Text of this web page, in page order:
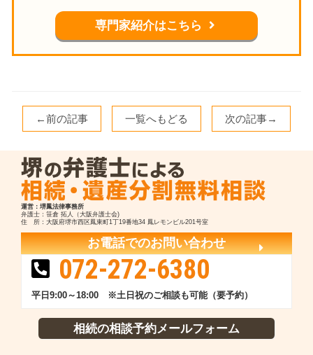
専門家紹介はこちら
←前の記事 一覧へもどる 次の記事→
運営：堺鳳法律事務所
弁護士：笹倉 拓人（大阪弁護士会)
住 所：大阪府堺市西区鳳東町1丁19番地34 鳳レモンビル201号室
お電話でのお問い合わせ
072-272-6380
平日9:00～18:00 ※土日祝のご相談も可能（要予約）
相続の相談予約メールフォーム